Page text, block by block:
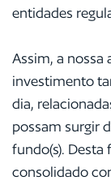
entidades
Assim, a nossa
investimento
dia,
possam surgir
fundo(s).
consolidado